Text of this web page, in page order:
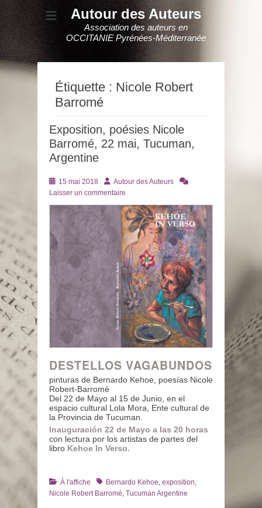
Autour des Auteurs
Association des auteurs en
OCCITANIE Pyrénées-Méditerranée
Étiquette : Nicole Robert
Barromé
Exposition, poésies Nicole
Barromé, 22 mai, Tucuman,
Argentine
Posté
le
15 mai 2018 AuteurAutour des Auteurs
Laisser un commentaire
DESTELLOS VAGABUNDOS
pinturas de Bernardo Kehoe, poesías Nicole
Robert-Barromé
Del 22 de Mayo al 15 de Junio, en el
espacio cultural Lola Mora, Ente cultural de
la Provincia de Tucuman.
Inauguración 22 de Mayo a las 20 horas
con lectura por los artistas de partes del
libro Kehoe In Verso.
Catégories
À l'affiche TagsBernardo Kehoe, exposition,
Nicole Robert Barromé, Tucuman Argentine